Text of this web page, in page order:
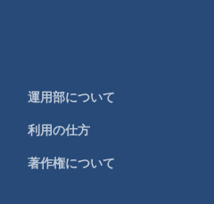
運用部について
利用の仕方
著作権について